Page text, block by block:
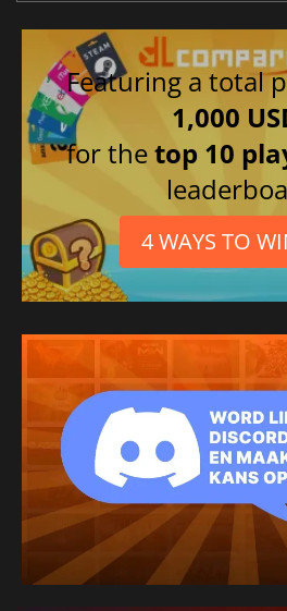
Featuring a total
1,000
for thetop 10
4 WAYS TO